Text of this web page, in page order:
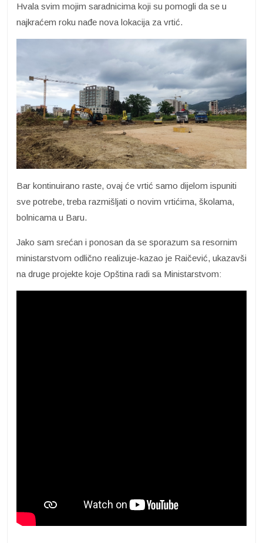
Hvala svim mojim saradnicima koji su pomogli da se u
najkraćem roku nađe nova lokacija za vrtić.
Bar kontinuirano raste, ovaj će vrtić samo dijelom ispuniti
sve potrebe, treba razmišljati o novim vrtićima, školama,
bolnicama u Baru.
Jako sam srećan i ponosan da se sporazum sa resornim
ministarstvom odlično realizuje-kazao je Raičević, ukazavši
na druge projekte koje Opština radi sa Ministarstvom: